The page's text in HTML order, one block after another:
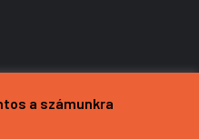
a számunkra